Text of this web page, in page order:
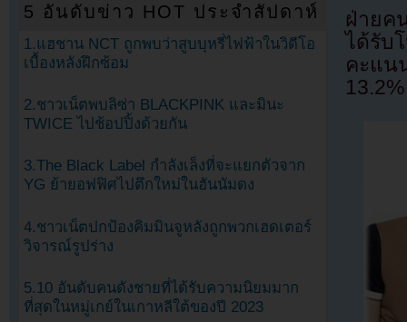
ฝ่ายค
ได้รับ
คะแน
13.2%
5 อันดับข่าว HOT ประจำสัปดาห์
1.แฮชาน NCT ถูกพบว่าสูบบุหรี่ไฟฟ้าในวิดีโอ
เบื้องหลังฝึกซ้อม
2.ชาวเน็ตพบลิซ่า BLACKPINK และมินะ
TWICE ไปช้อปปิ้งด้วยกัน
3.The Black Label กำลังเล็งที่จะแยกตัวจาก
YG ย้ายอฟฟิศไปตึกใหม่ในฮันนัมดง
4.ชาวเน็ตปกป้องคิมมินจูหลังถูกพวกเฮดเตอร์
วิจารณ์รูปร่าง
5.10 อันดับคนดังชายที่ได้รับความนิยมมาก
ที่สุดในหมู่เกย์ในเกาหลีใต้ของปี 2023